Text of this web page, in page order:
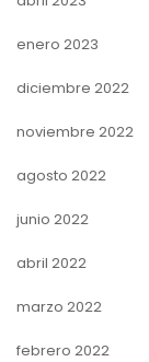
enero 2023
diciembre 2022
noviembre 2022
agosto 2022
junio 2022
abril 2022
marzo 2022
febrero 2022